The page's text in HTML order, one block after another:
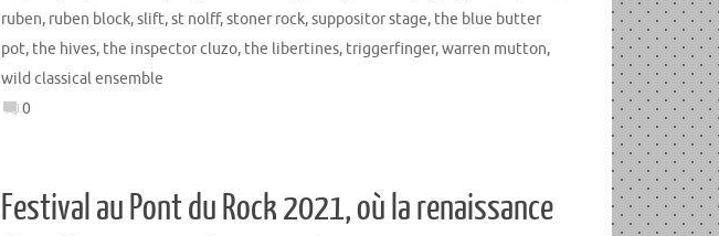
ruben, ruben block,slift,st nolff,stoner rock,suppositor stage, the blue butter
pot, the hives, the inspector cluzo, the libertines, triggerfinger,warren mutton,
wild classical ensemble
0
Festival au Pont du Rock 2021, où la renaissance